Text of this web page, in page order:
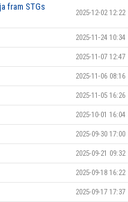
fram STGs
2025-12-02 12:22
2025-11-24 10:34
2025-11-07 12:47
2025-11-06 08:16
2025-11-05 16:26
2025-10-01 16:04
2025-09-30 17:00
2025-09-21 09:32
2025-09-18 16:22
2025-09-17 17:37